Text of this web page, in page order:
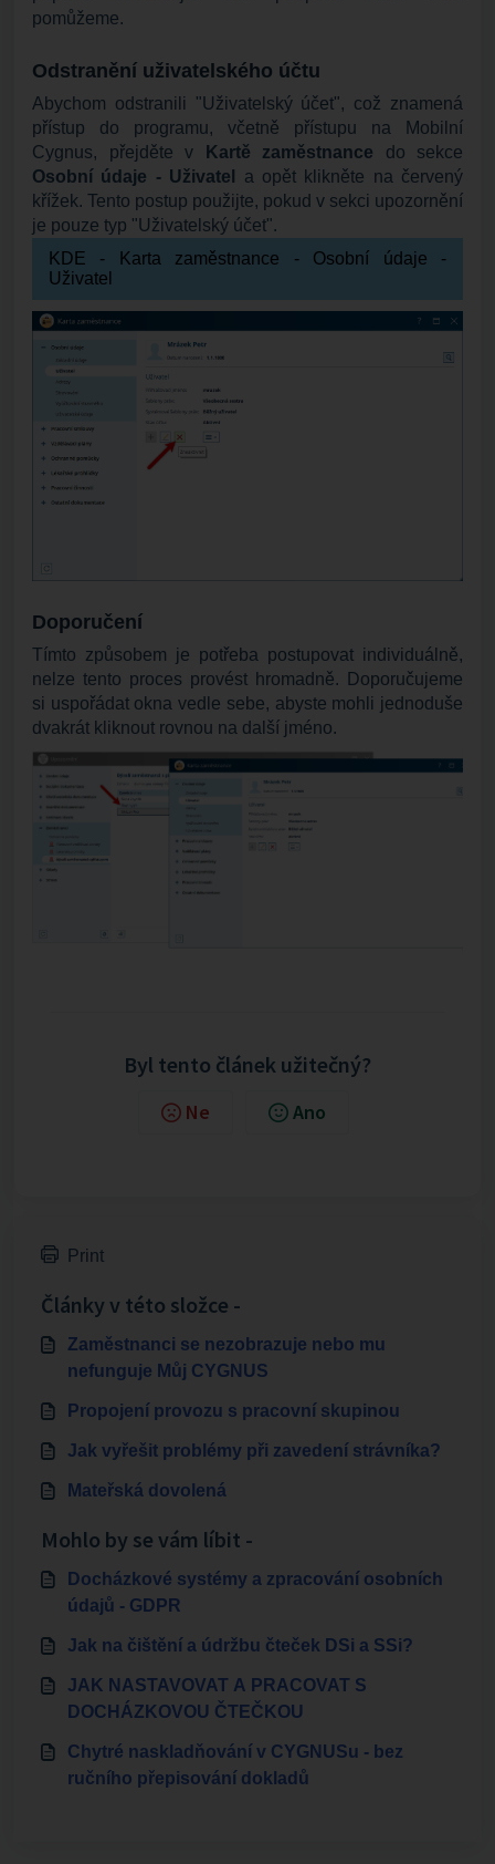
pomůžeme.
Odstranění uživatelského účtu
Abychom odstranili "Uživatelský účet", což znamená
přístup do programu, včetně přístupu na Mobilní
Cygnus, přejděte v
Kartě zaměstnance do sekce
Osobní údaje - Uživatel
a opět klikněte na červený
křížek. Tento postup použijte, pokud v sekci upozornění
je pouze typ "Uživatelský účet".
KDE - Karta zaměstnance - Osobní údaje -
Uživatel
Doporučení
Tímto způsobem je potřeba postupovat individuálně,
nelze tento proces provést hromadně. Doporučujeme
si uspořádat okna vedle sebe, abyste mohli jednoduše
dvakrát kliknout rovnou na další jméno.
Byl tento článek užitečný?
Ne Ano
Print
Články v této složce -
Zaměstnanci se nezobrazuje nebo mu
nefunguje Můj CYGNUS
Propojení provozu s pracovní skupinou
Jak vyřešit problémy při zavedení strávníka?
Mateřská dovolená
Mohlo by se vám líbit -
Docházkové systémy a zpracování osobních
údajů - GDPR
Jak na čištění a údržbu čteček DSi a SSi?
JAK NASTAVOVAT A PRACOVAT S
DOCHÁZKOVOU ČTEČKOU
Chytré naskladňování v CYGNUSu - bez
ručního přepisování dokladů